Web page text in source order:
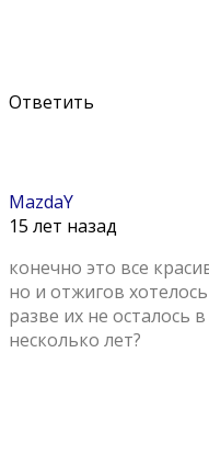
Ответить
MazdaY
15 лет назад
конечно это все
но и отжигов
разве их не осталось
несколько лет?